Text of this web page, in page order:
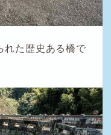
れた歴史ある橋で